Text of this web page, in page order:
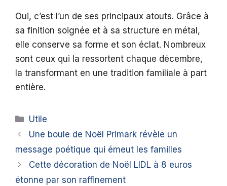
Oui, c’est l’un de ses principaux atouts. Grâce à
sa finition soignée et à sa structure en métal,
elle conserve sa forme et son éclat. Nombreux
sont ceux qui la ressortent chaque décembre,
la transformant en une tradition familiale à part
entière.
Catégories
Utile
Une boule de Noël Primark révèle un
message poétique qui émeut les familles
Cette décoration de Noël LIDL à 8 euros
étonne par son raffinement